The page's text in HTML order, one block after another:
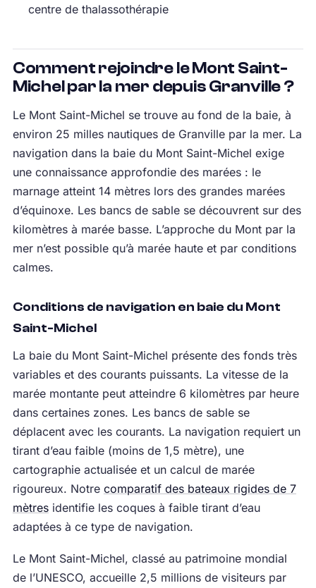
centre de thalassothérapie
Comment rejoindre le Mont Saint-
Michel par la mer depuis Granville ?
Le Mont Saint-Michel se trouve au fond de la baie, à
environ 25 milles nautiques de Granville par la mer. La
navigation dans la baie du Mont Saint-Michel exige
une connaissance approfondie des marées : le
marnage atteint 14 mètres lors des grandes marées
d’équinoxe. Les bancs de sable se découvrent sur des
kilomètres à marée basse. L’approche du Mont par la
mer n’est possible qu’à marée haute et par conditions
calmes.
Conditions de navigation en baie du Mont
Saint-Michel
La baie du Mont Saint-Michel présente des fonds très
variables et des courants puissants. La vitesse de la
marée montante peut atteindre 6 kilomètres par heure
dans certaines zones. Les bancs de sable se
déplacent avec les courants. La navigation requiert un
tirant d’eau faible (moins de 1,5 mètre), une
cartographie actualisée et un calcul de marée
rigoureux. Notre comparatif des bateaux rigides de 7
mètresidentifie les coques à faible tirant d’eau
adaptées à ce type de navigation.
Le Mont Saint-Michel, classé au patrimoine mondial
de l’UNESCO, accueille 2,5 millions de visiteurs par